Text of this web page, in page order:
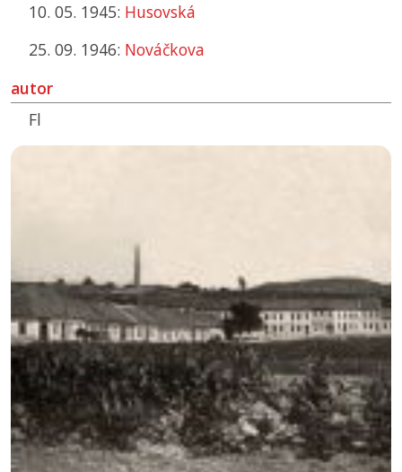
10. 05. 1945: Husovská
25. 09. 1946: Nováčkova
autor
Fl